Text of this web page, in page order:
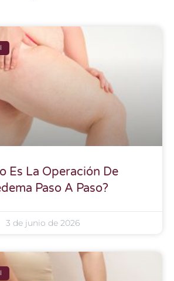
Es La Operación De
Paso A Paso?
3 de junio de 2026